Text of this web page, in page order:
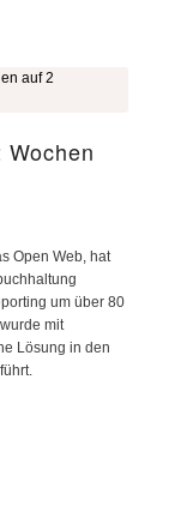
Open Web, hat
um über 80
mit
Lösung in den